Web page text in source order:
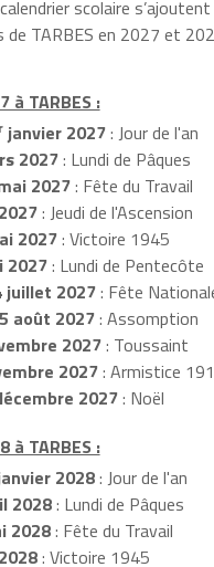
scolaire
de TARBES en 2027 et
à TARBES :
janvier 2027: Jour de l'an
2027: Lundi de Pâques
2027: Fête du Travail
: Jeudi de l'Ascension
2027: Victoire 1945
2027: Lundi de Pentecôte
juillet 2027: Fête
août 2027: Assomption
2027: Toussaint
2027: Armistice
2027: Noël
à TARBES :
2028: Jour de l'an
2028: Lundi de Pâques
2028: Fête du Travail
: Victoire 1945